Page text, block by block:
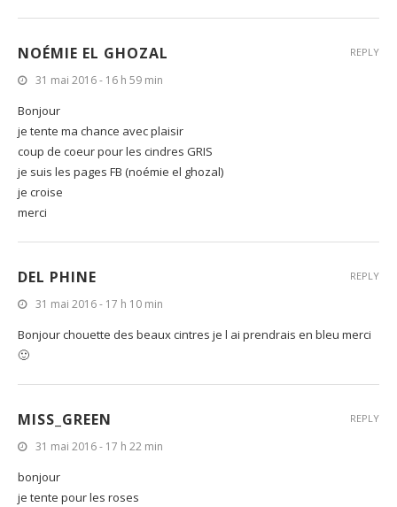
NOÉMIE EL GHOZAL
31 mai 2016 - 16 h 59 min
Bonjour
je tente ma chance avec plaisir
coup de coeur pour les cindres GRIS
je suis les pages FB (noémie el ghozal)
je croise
merci
REPLY
DEL PHINE
31 mai 2016 - 17 h 10 min
Bonjour chouette des beaux cintres je l ai prendrais en bleu merci
🙂
REPLY
MISS_GREEN
31 mai 2016 - 17 h 22 min
bonjour
je tente pour les roses
REPLY